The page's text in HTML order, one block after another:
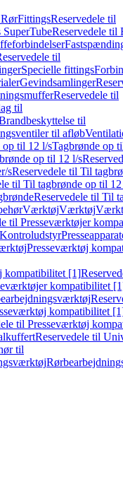
FittingsReservedele til
SuperTubeReservedele til
til
Specielle fittings
Gevindsamlinger
Reservedele til
til
til
til afløb
op til 12 l/sTagbrønde op
op til 12 l/s
sReservedele til Til
til Til tagbrønde op til
Reservedele til Til
VærktøjVærktøj
til Presseværktøjer
Kontroludstyr
Presseværktøj
kompatibilitet [1]
kompatibilitet
kompatibilitet
til Presseværktøj
Reservedele til
til